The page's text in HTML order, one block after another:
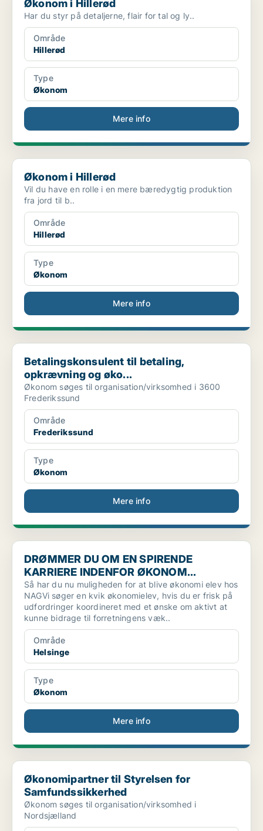
Økonom i Hillerød
Har du styr på detaljerne, flair for tal og ly..
Område
Hillerød
Type
Økonom
Mere info
Økonom i Hillerød
Økonom i Hillerød
Vil du have en rolle i en mere bæredygtig produktion
fra jord til b..
Område
Hillerød
Type
Økonom
Mere info
Betalingskonsulent til betaling, opkrævning og øko...
Betalingskonsulent til betaling,
opkrævning og øko...
Økonom søges til organisation/virksomhed i 3600
Frederikssund
Område
Frederikssund
Type
Økonom
Mere info
DRØMMER DU OM EN SPIRENDE KARRIERE INDENFOR
DRØMMER DU OM EN SPIRENDE
KARRIERE INDENFOR ØKONOM...
Så har du nu muligheden for at blive økonomi elev hos
NAGVi søger en kvik økonomielev, hvis du er frisk på
udfordringer koordineret med et ønske om aktivt at
kunne bidrage til forretningens væk..
Område
Helsinge
Type
Økonom
Mere info
Økonomipartner til Styrelsen for Samfundssikkerhed
Økonomipartner til Styrelsen for
Samfundssikkerhed
Økonom søges til organisation/virksomhed i
Nordsjælland